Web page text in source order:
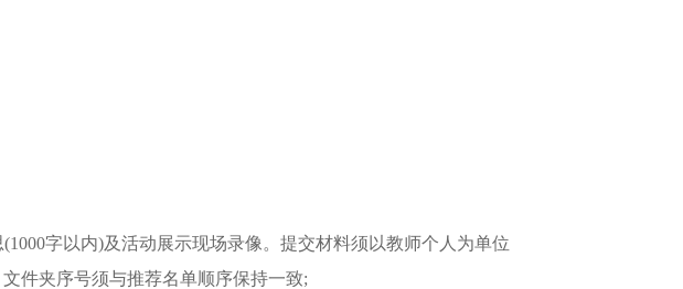
字以内)及活动展示现场录像。提交材料须以教师个人为单位
件夹序号须与推荐名单顺序保持一致;